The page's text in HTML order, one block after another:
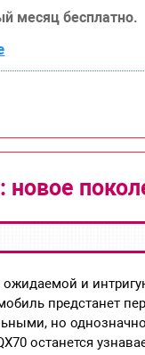
месяц бесплатно.
новое
и
предстанет
но
останется